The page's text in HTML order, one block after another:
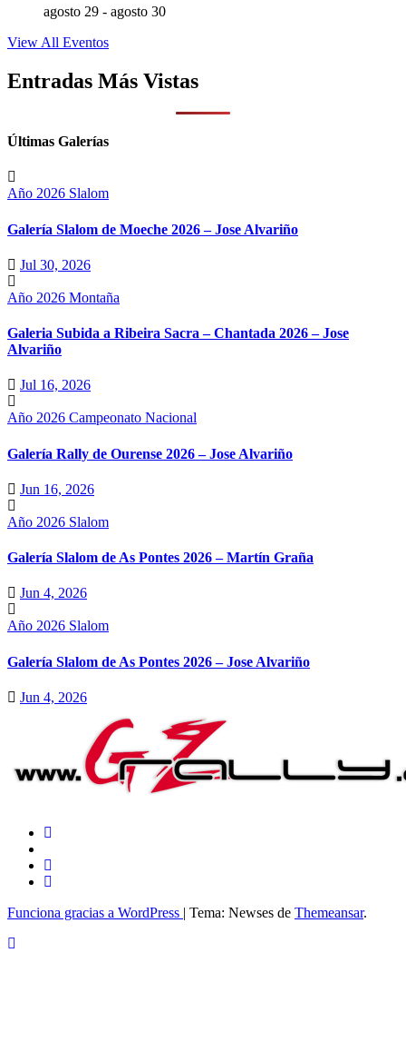
agosto 29 - agosto 30
View All Eventos
Entradas Más Vistas
Últimas Galerías
Año 2026 Slalom
Galería Slalom de Moeche 2026 – Jose Alvariño
Jul 30, 2026
Año 2026 Montaña
Galeria Subida a Ribeira Sacra – Chantada 2026 – Jose
Alvariño
Jul 16, 2026
Año 2026 Campeonato Nacional
Galería Rally de Ourense 2026 – Jose Alvariño
Jun 16, 2026
Año 2026 Slalom
Galería Slalom de As Pontes 2026 – Martín Graña
Jun 4, 2026
Año 2026 Slalom
Galería Slalom de As Pontes 2026 – Jose Alvariño
Jun 4, 2026
Funciona gracias a WordPress | Tema: Newses de Themeansar.